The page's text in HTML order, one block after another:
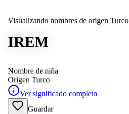
Visualizando nombres de origen Turco
IREM
Nombre de niña
Origen Turco
Ver significado completo
Guardar